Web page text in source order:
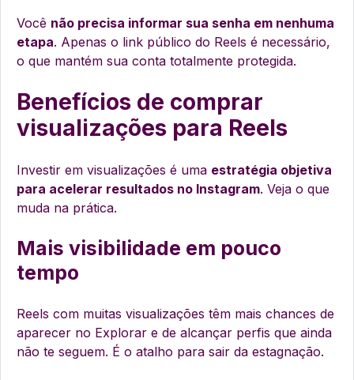
Você não precisa informar sua senha em nenhuma
etapa. Apenas o link público do Reels é necessário,
o que mantém sua conta totalmente protegida.
Benefícios de comprar
visualizações para Reels
Investir em visualizações é uma estratégia objetiva
para acelerar resultados no Instagram. Veja o que
muda na prática.
Mais visibilidade em pouco
tempo
Reels com muitas visualizações têm mais chances de
aparecer no Explorar e de alcançar perfis que ainda
não te seguem. É o atalho para sair da estagnação.